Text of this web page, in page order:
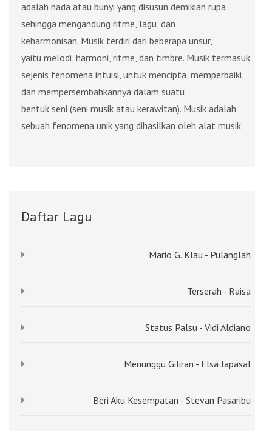
adalah nada atau bunyi yang disusun demikian rupa
sehingga mengandung ritme, lagu, dan
keharmonisan. Musik terdiri dari beberapa unsur,
yaitu melodi, harmoni, ritme, dan timbre. Musik termasuk
sejenis fenomena intuisi, untuk mencipta, memperbaiki,
dan mempersembahkannya dalam suatu
bentuk seni (seni musik atau kerawitan). Musik adalah
sebuah fenomena unik yang dihasilkan oleh alat musik.
Daftar Lagu
Mario G. Klau - Pulanglah
Terserah - Raisa
Status Palsu - Vidi Aldiano
Menunggu Giliran - Elsa Japasal
Beri Aku Kesempatan - Stevan Pasaribu